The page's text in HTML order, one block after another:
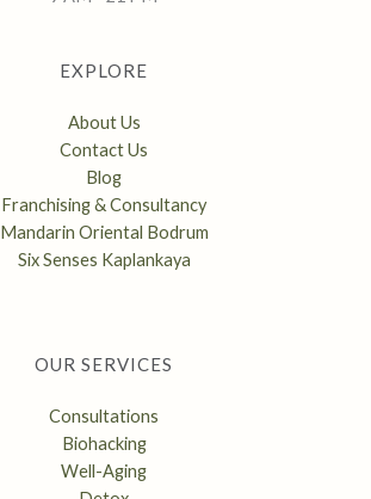
EXPLORE
About Us
Contact Us
Blog
Franchising & Consultancy
Mandarin Oriental Bodrum
Six Senses Kaplankaya
OUR SERVICES
Consultations
Biohacking
Well-Aging